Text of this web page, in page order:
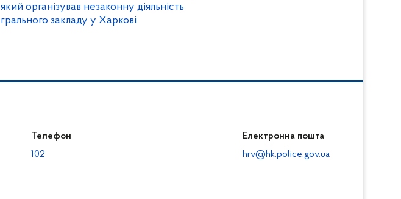
який організував незаконну діяльність
грального закладу у Харкові
Телефон
102
Електронна пошта
hrv@hk.police.gov.ua